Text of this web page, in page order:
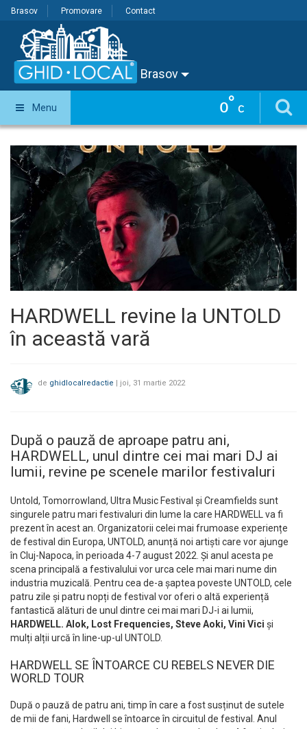
Brasov Promovare Contact
Brasov
0° C
Menu
HARDWELL revine la UNTOLD
în această vară
de ghidlocalredactie | joi, 31 martie 2022
După o pauză de aproape patru ani,
HARDWELL, unul dintre cei mai mari DJ ai
lumii, revine pe scenele marilor festivaluri
Untold, Tomorrowland, Ultra Music Festival și Creamfields sunt
singurele patru mari festivaluri din lume la care HARDWELL va fi
prezent în acest an. Organizatorii celei mai frumoase experiențe
de festival din Europa, UNTOLD, anunță noi artiști care vor ajunge
în Cluj-Napoca, în perioada 4-7 august 2022. Și anul acesta pe
scena principală a festivalului vor urca cele mai mari nume din
industria muzicală. Pentru cea de-a șaptea poveste UNTOLD, cele
patru zile și patru nopți de festival vor oferi o altă experiență
fantastică alături de unul dintre cei mai mari DJ-i ai lumii,
HARDWELL. Alok, Lost Frequencies, Steve Aoki, Vini Vici și
mulți alții urcă în line-up-ul UNTOLD.
HARDWELL SE ÎNTOARCE CU REBELS NEVER DIE
WORLD TOUR
După o pauză de patru ani, timp în care a fost susținut de sutele
de mii de fani, Hardwell se întoarce în circuitul de festival. Anul